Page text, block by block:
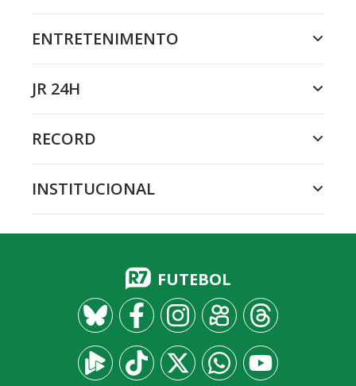
ENTRETENIMENTO
JR 24H
RECORD
INSTITUCIONAL
FUTEBOL